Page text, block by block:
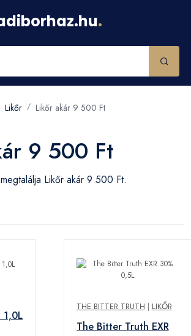
.
Likőr Likőr akár 9 500 Ft
9 500 Ft
Likőr akár 9 500 Ft.
1,0L
THE BITTER TRUTH | LIKŐR
The Bitter Truth EXR